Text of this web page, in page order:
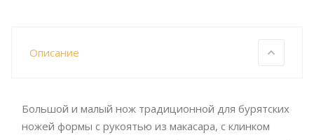
Описание
Большой и малый нож традиционной для бурятских
ножей формы с рукоятью из макасара, с клинком